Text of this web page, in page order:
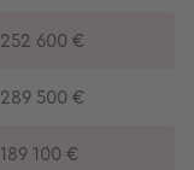
252 600 €
289 500 €
189 100 €